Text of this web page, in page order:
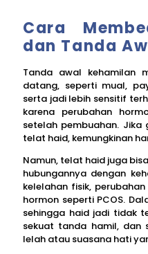
Cara
dan Tanda
Tanda awal kehamilan
datang, seperti mual,
serta jadi lebih sensitif
karena perubahan
setelah pembuahan. Jika
telat haid, kemungkinan
Namun, telat haid juga
hubungannya dengan
kelelahan fisik,
hormon seperti PCOS.
sehingga haid jadi tidak
sekuat tanda hamil, dan
lelah atau suasana hati